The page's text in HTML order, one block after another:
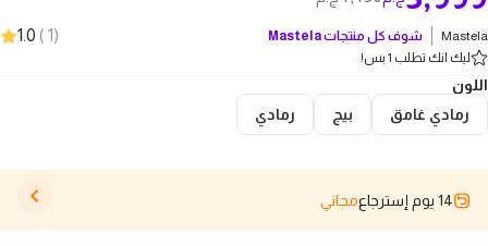
Mastela شوف كل منتجاتMastela
(
1
)
1.0
ليك انك تطلب 1 بس!
اللون
رمادي غامق
بيج رمادي
14 يوم إسترجاع مجاني